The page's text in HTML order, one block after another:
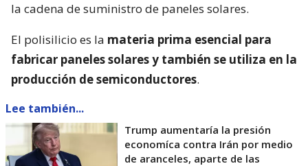
la cadena de suministro de paneles solares.
El polisilicio es la materia prima esencial para
fabricar paneles solares y también se utiliza en la
producción de semiconductores.
Lee también...
Trump aumentaría la presión
economíca contra Irán por medio
de aranceles, aparte de las